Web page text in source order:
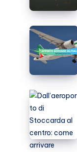
IATA
e
ICAO
Offerte
Alitalia
giovani
prenotare
Dall’aeroporto
di
Stoccarda
al
centro: